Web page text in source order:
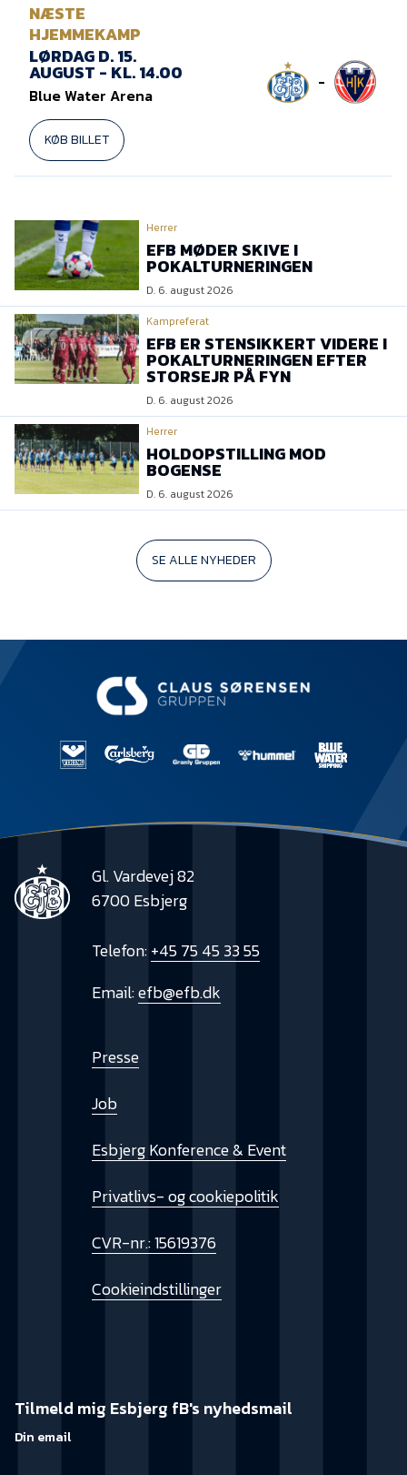
NÆSTE
HJEMMEKAMP
LØRDAG D. 15.
AUGUST - KL. 14.00
Blue Water Arena
KØB BILLET
-
Herrer
EFB MØDER SKIVE I
POKALTURNERINGEN
D. 6. august 2026
Kampreferat
EFB ER STENSIKKERT VIDERE I
POKALTURNERINGEN EFTER
STORSEJR PÅ FYN
D. 6. august 2026
Herrer
HOLDOPSTILLING MOD
BOGENSE
D. 6. august 2026
SE ALLE NYHEDER
Gl. Vardevej 82
6700 Esbjerg
Telefon:+45 75 45 33 55
Email:efb@efb.dk
Presse
Job
Esbjerg Konference & Event
Privatlivs- og cookiepolitik
CVR-nr.: 15619376
Cookieindstillinger
Tilmeld mig Esbjerg fB's nyhedsmail
Din email